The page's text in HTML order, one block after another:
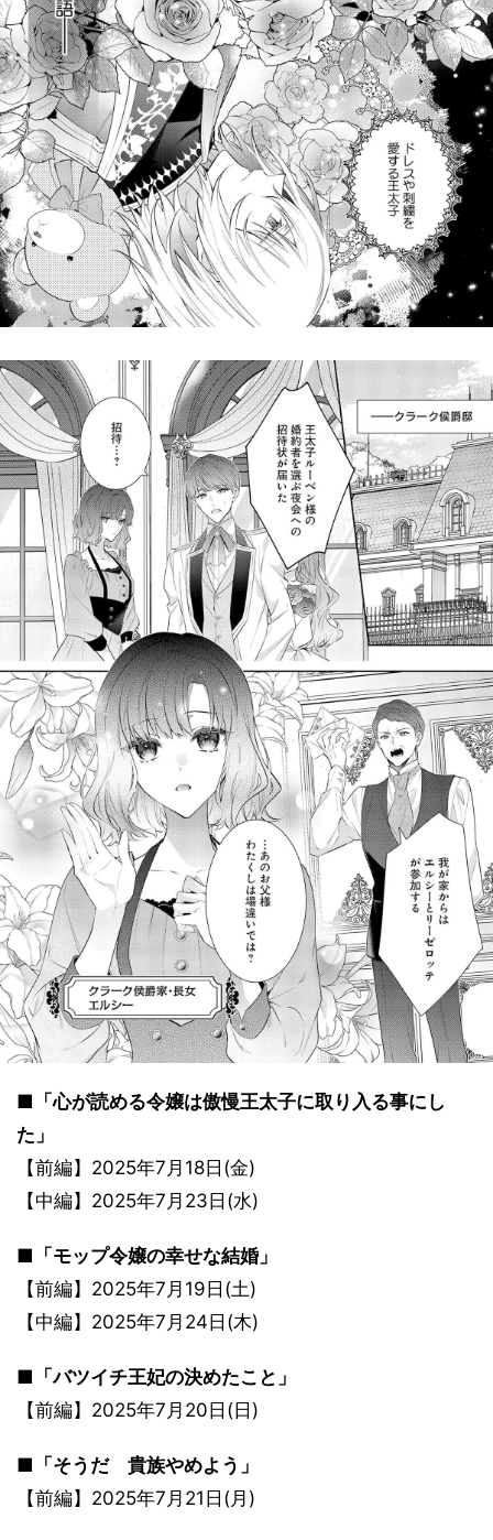
■「心が読める令嬢は傲慢王太子に取り入る事にし
た」
【前編】2025年7月18日(金)
【中編】2025年7月23日(水)
■「モップ令嬢の幸せな結婚」
【前編】2025年7月19日(土)
【中編】2025年7月24日(木)
■「バツイチ王妃の決めたこと」
【前編】2025年7月20日(日)
■「そうだ 貴族やめよう」
【前編】2025年7月21日(月)